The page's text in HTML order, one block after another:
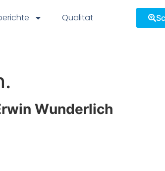
Qualität
Wunderlich